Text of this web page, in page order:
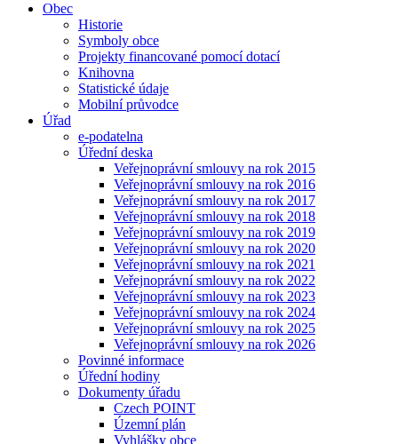
Obec
Historie
Symboly obce
Projekty financované pomocí dotací
Knihovna
Statistické údaje
Mobilní průvodce
Úřad
e-podatelna
Úřední deska
Veřejnoprávní smlouvy na rok 2015
Veřejnoprávní smlouvy na rok 2016
Veřejnoprávní smlouvy na rok 2017
Veřejnoprávní smlouvy na rok 2018
Veřejnoprávní smlouvy na rok 2019
Veřejnoprávní smlouvy na rok 2020
Veřejnoprávní smlouvy na rok 2021
Veřejnoprávní smlouvy na rok 2022
Veřejnoprávní smlouvy na rok 2023
Veřejnoprávní smlouvy na rok 2024
Veřejnoprávní smlouvy na rok 2025
Veřejnoprávní smlouvy na rok 2026
Povinné informace
Úřední hodiny
Dokumenty úřadu
Czech POINT
Územní plán
Vyhlášky obce